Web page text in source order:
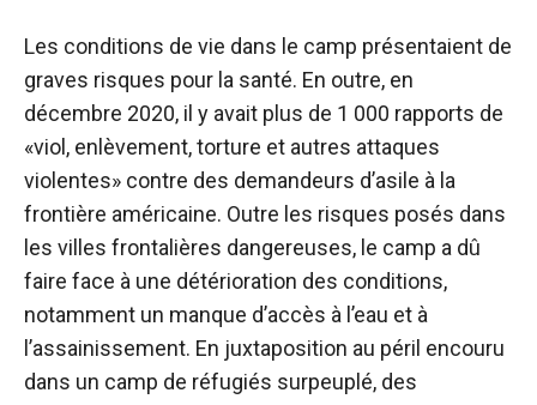
Les conditions de vie dans le camp présentaient de
graves risques pour la santé. En outre, en
décembre 2020, il y avait plus de 1 000 rapports de
«viol, enlèvement, torture et autres attaques
violentes» contre des demandeurs d’asile à la
frontière américaine. Outre les risques posés dans
les villes frontalières dangereuses, le camp a dû
faire face à une détérioration des conditions,
notamment un manque d’accès à l’eau et à
l’assainissement. En juxtaposition au péril encouru
dans un camp de réfugiés surpeuplé, des